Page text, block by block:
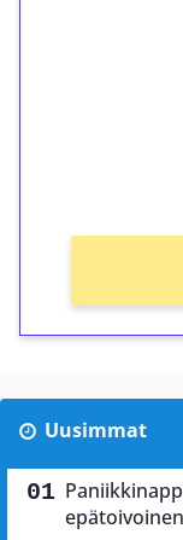
Uusimmat